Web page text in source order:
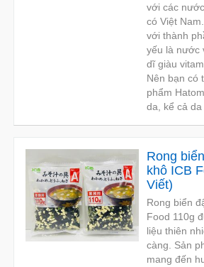
với các
có Việt
với thành
yếu là nước
dĩ giàu
Nên bạn có
phẩm
da, kể cả da
Rong
khô ICB
Viết)
Rong biển
Food 110g
liệu thiên
càng. Sản
mang đến